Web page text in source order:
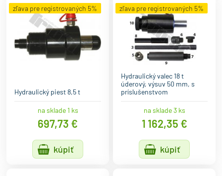
zľava pre registrovaných 5%
Hydraulický piest 8,5 t
na sklade 1 ks
697,73 €
kúpiť
zľava pre registrovaných 5%
Hydraulický valec 18 t
úderový, výsuv 50 mm, s
príslušenstvom
na sklade 3 ks
1 162,35 €
kúpiť